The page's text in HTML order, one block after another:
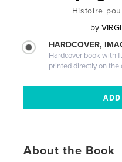
Histoire
by
HARDCOVER,
Hardcover book with
printed directly on the
About the Book